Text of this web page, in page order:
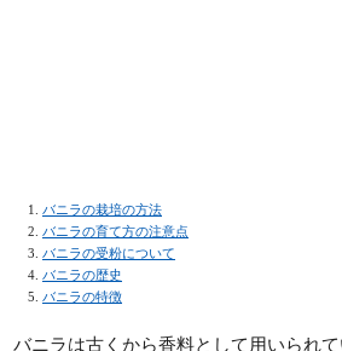
バニラの栽培の方法
バニラの育て方の注意点
バニラの受粉について
バニラの歴史
バニラの特徴
バニラは古くから香料として用いられ